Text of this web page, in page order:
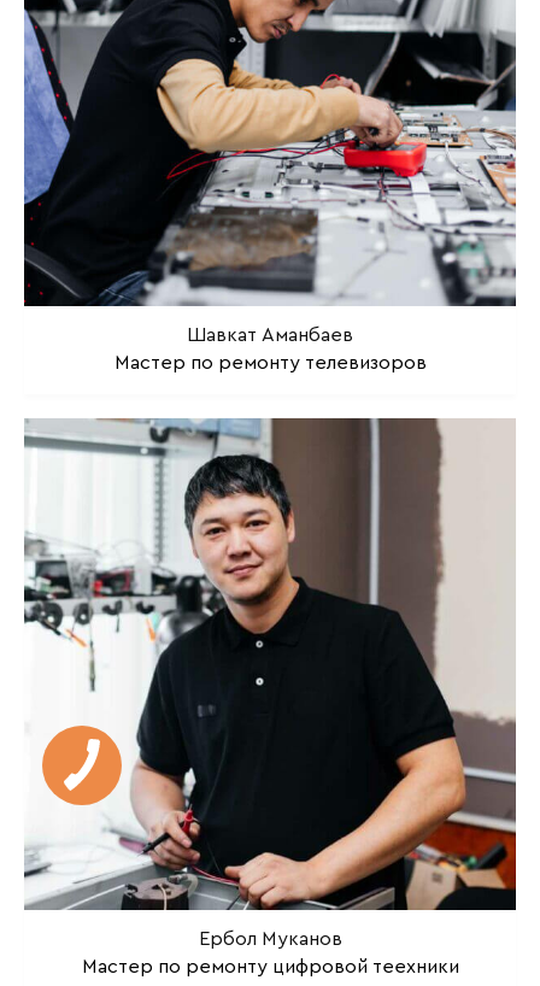
Шавкат Аманбаев
Мастер по ремонту телевизоров
Ербол Муканов
Мастер по ремонту цифровой теехники